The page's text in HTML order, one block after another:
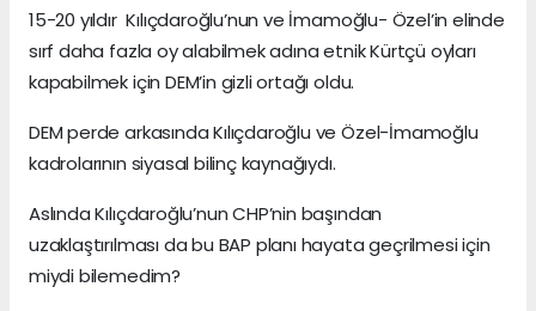
15-20 yıldır Kılıçdaroğlu’nun ve İmamoğlu- Özel’in elinde
sırf daha fazla oy alabilmek adına etnik Kürtçü oyları
kapabilmek için DEM’in gizli ortağı oldu.
DEM perde arkasında Kılıçdaroğlu ve Özel-İmamoğlu
kadrolarının siyasal bilinç kaynağıydı.
Aslında Kılıçdaroğlu’nun CHP’nin başından
uzaklaştırılması da bu BAP planı hayata geçrilmesi için
miydi bilemedim?